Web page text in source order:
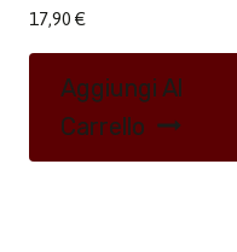
17,90 €
Aggiungi Al
Carrello